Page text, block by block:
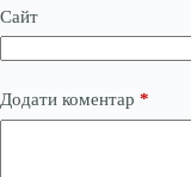
Сайт
Додати коментар *